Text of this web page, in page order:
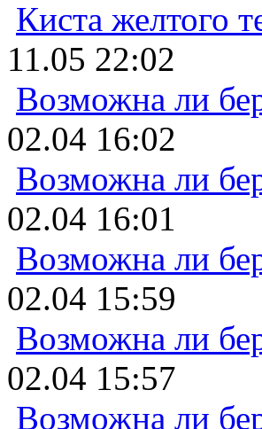
Киста желтого
11.05 22:02
Возможна ли
02.04 16:02
Возможна ли
02.04 16:01
Возможна ли
02.04 15:59
Возможна ли
02.04 15:57
Возможна ли